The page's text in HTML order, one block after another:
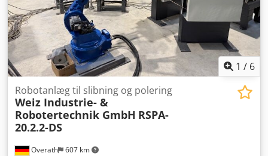
x aftræksanordning til polerskiver - 1 x måleplade til
poleringsaggregat - 1 x styreskab med PLC Robotten og
lineæraksen er allerede solgt. Kontakt os gerne ved
yderligere spørgsmål!
1 / 6
Overath 607 km
Robotanlæg til slibning og polering
Weiz Industrie- &
Robotertechnik GmbH RSPA-
20.2.2-DS